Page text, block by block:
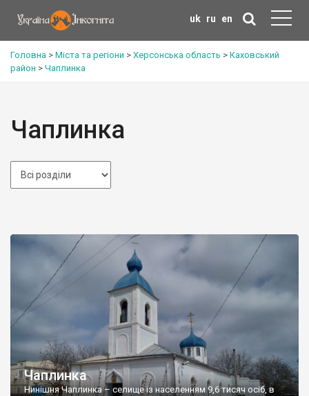
uk ru en
Головна > Міста та регіони > Херсонська область > Каховський
район > Чаплинка
Чаплинка
Чаплинка
Нинішня Чаплинка – селище із населенням 9,6 тисяч осіб, в